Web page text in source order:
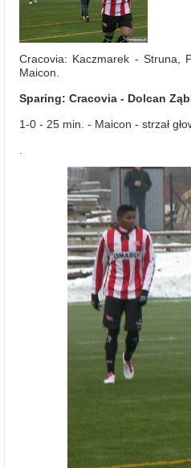
Cracovia: Kaczmarek - Struna,
Maicon.
Sparing: Cracovia - Dolcan
1-0 - 25 min. - Maicon - strzał